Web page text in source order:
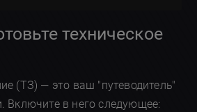
техническое
(ТЗ) — это ваш "путеводитель"
Включите в него следующее: